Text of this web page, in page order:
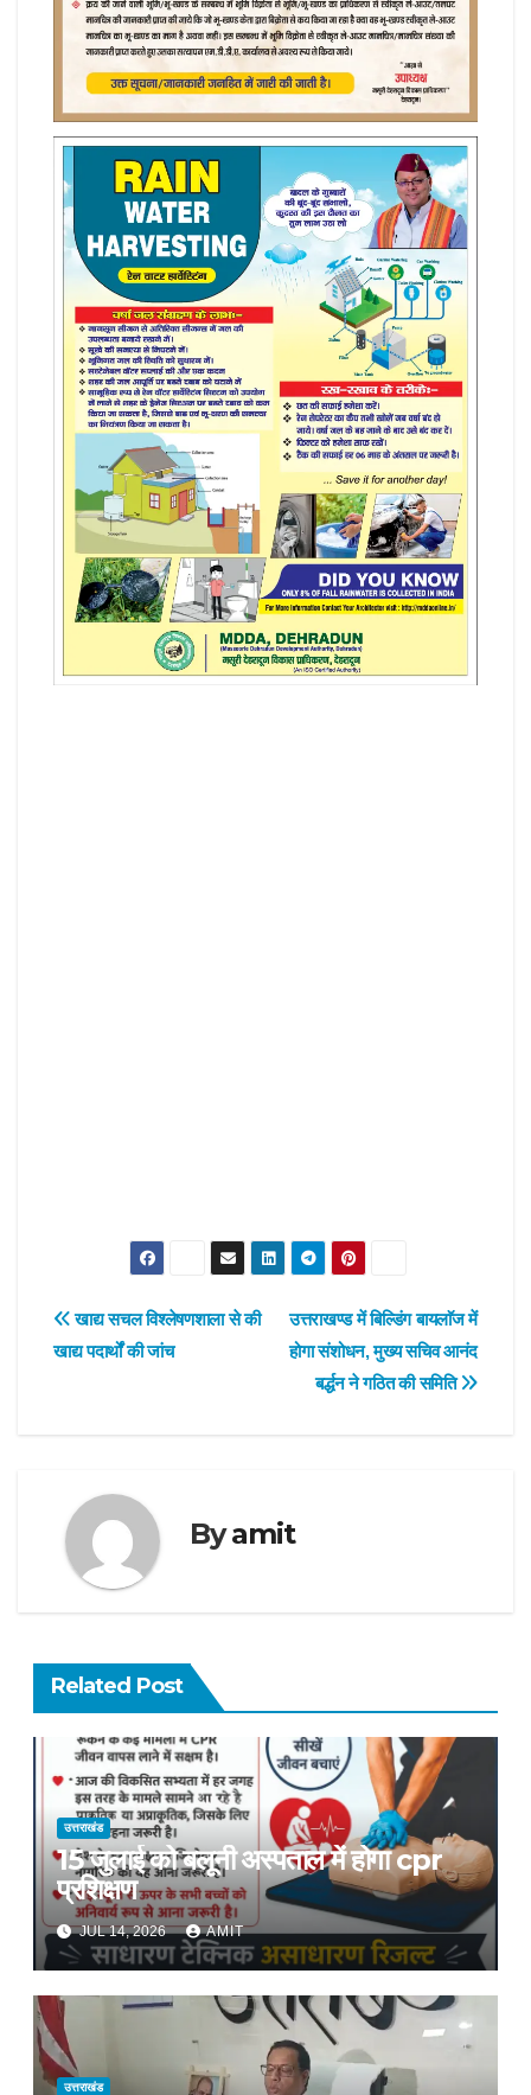
Post
navigation
उत्तराखण्ड में बिल्डिंग बायलाॅज में
होगा संशोधन, मुख्य सचिव आनंद
बर्द्धन ने गठित की समिति
खाद्य सचल विश्लेषणशाला से की
खाद्य पदार्थों की जांच
Byamit
Related Post
उत्तराखंड
15 जुलाई को बलूनी अस्पताल में होगा cpr
प्रशिक्षण
JUL 14, 2026 AMIT
उत्तराखंड